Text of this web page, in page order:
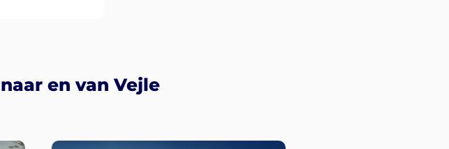
en van Vejle